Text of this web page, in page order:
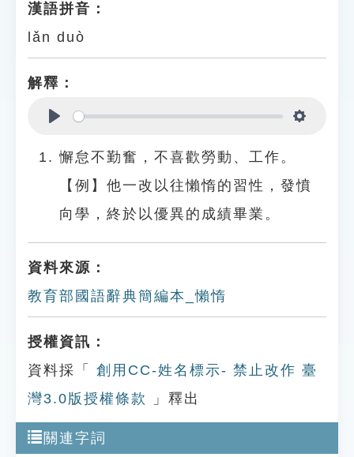
貓頭鷹博士
漢語拼音：
lǎn duò
解釋：
懈怠不勤奮，不喜歡勞動、工作。
【例】他一改以往懶惰的習性，發憤
向學，終於以優異的成績畢業。
資料來源：
教育部國語辭典簡編本_懶惰
授權資訊：
資料採「
創用CC-姓名標示- 禁止改作 臺
灣3.0版授權條款
」釋出
關連字詞